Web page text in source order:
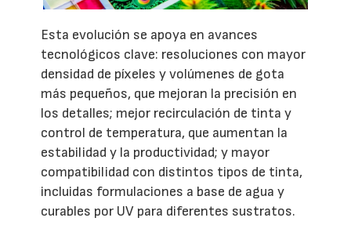
Esta evolución se apoya en avances
tecnológicos clave: resoluciones con mayor
densidad de píxeles y volúmenes de gota
más pequeños, que mejoran la precisión en
los detalles; mejor recirculación de tinta y
control de temperatura, que aumentan la
estabilidad y la productividad; y mayor
compatibilidad con distintos tipos de tinta,
incluidas formulaciones a base de agua y
curables por UV para diferentes sustratos.